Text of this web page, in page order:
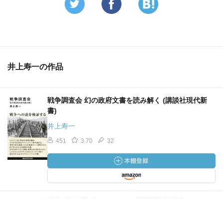
井上寿一の作品
戦争調査会 幻の政府文書を読み解く (講談社現代新
書)
井上寿一
451 3.70 32